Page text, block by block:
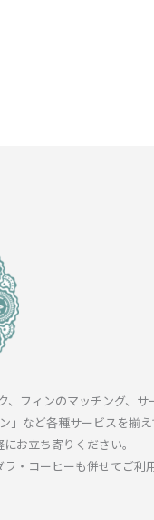
フィンのマッチング、
」など各種サービスを揃
お立ち寄りください。
・コーヒーも併せてご利